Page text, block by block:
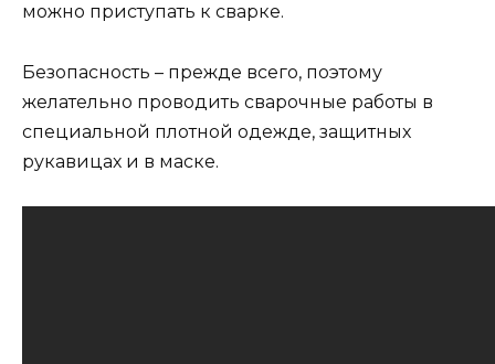
можно приступать к сварке.
Безопасность – прежде всего, поэтому
желательно проводить сварочные работы в
специальной плотной одежде, защитных
рукавицах и в маске.